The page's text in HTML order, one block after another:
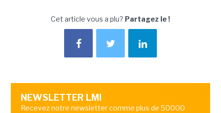
Cet article vous a plu? Partagez le !
NEWSLETTER LMI
Recevez notre newsletter comme plus de 50000